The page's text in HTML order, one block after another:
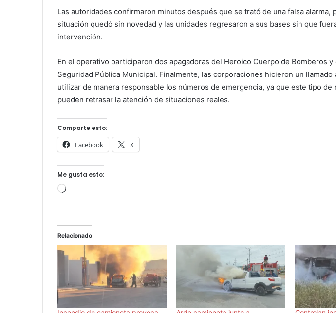
Las autoridades confirmaron minutos después que se trató de una falsa alarma,
situación quedó sin novedad y las unidades regresaron a sus bases sin que
intervención.
En el operativo participaron dos apagadoras del Heroico Cuerpo de Bomberos y
Seguridad Pública Municipal. Finalmente, las corporaciones hicieron un llamado
utilizar de manera responsable los números de emergencia, ya que este tipo de
pueden retrasar la atención de situaciones reales.
Comparte esto:
Facebook X
Me gusta esto:
Cargando...
Relacionado